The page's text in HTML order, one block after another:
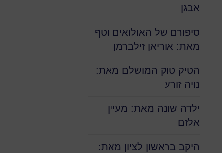
אבגן
סיפורם של האולואים וטף
מאת: אוריאן זילברמן
הטיק טוק המושלם מאת:
נויה זורע
ילדה שונה מאת: מעיין
אלזם
היקב בראשון לציון מאת: